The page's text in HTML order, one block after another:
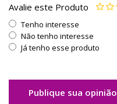
Avalie este Produto
Tenho interesse
Não tenho interesse
Já tenho esse produto
Publique sua opinião